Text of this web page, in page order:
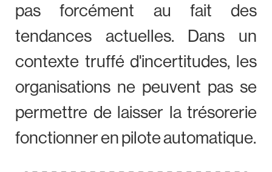
pas forcément au fait des
tendances actuelles. Dans un
contexte truffé d'incertitudes, les
organisations ne peuvent pas se
permettre de laisser la trésorerie
fonctionner en pilote automatique.